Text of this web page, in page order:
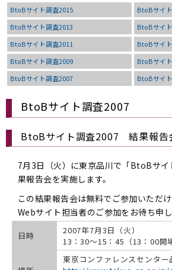
BtoBサイト調査2015
BtoBサイ
BtoBサイト調査2013
BtoBサイ
BtoBサイト調査2011
BtoBサイ
BtoBサイト調査2009
BtoBサイ
BtoBサイト調査2007
BtoBサイ
BtoBサイト調査2007
BtoBサイト調査2007 結果報告
7月3日（火）に東京品川で「BtoBサ
果報告会を実施します。
この結果報告会は無料でご参加いただ
Webサイト担当者のご参加をお待ち申し
日時
2007年7月3日（火）
13：30〜15：45（13：00開
東京コンファレンスセンター